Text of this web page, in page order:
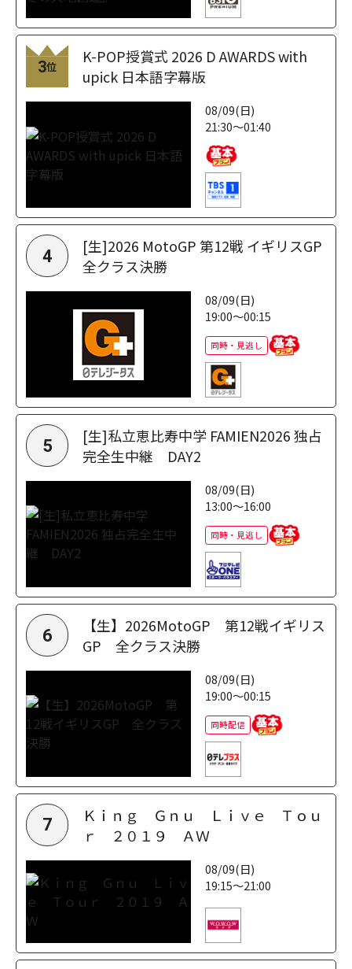
3位
K-POP授賞式 2026 D AWARDS with
upick 日本語字幕版
08/09(日)
21:30～01:40
4
[生]2026 MotoGP 第12戦 イギリスGP
全クラス決勝
08/09(日)
19:00～00:15
同時・見逃し
5
[生]私立恵比寿中学 FAMIEN2026 独占
完全生中継 DAY2
08/09(日)
13:00～16:00
同時・見逃し
6
【生】2026MotoGP 第12戦イギリス
GP 全クラス決勝
08/09(日)
19:00～00:15
同時配信
7
Ｋｉｎｇ Ｇｎｕ Ｌｉｖｅ Ｔｏｕ
ｒ ２０１９ ＡＷ
08/09(日)
19:15～21:00